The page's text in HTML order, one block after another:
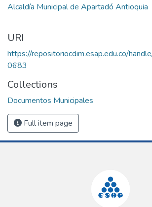
Alcaldía Municipal de Apartadó Antioquia
URI
https://repositoriocdim.esap.edu.co/
0683
Collections
Documentos Municipales
Full item page